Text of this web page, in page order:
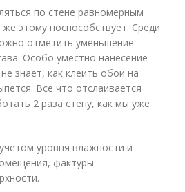
по стене равномерным
же этому поспособствует. Среди
отметить уменьшение
Особо уместно нанесение
знает, как клеить обои на
Все что отслаивается
2 раза стену, как мы уже
уровня влажности и
фактуры